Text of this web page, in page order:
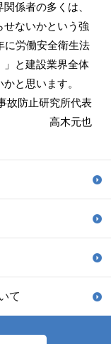
係者の多くは、
せないかという強
に労働安全衛生法
」と建設業界全体
と思います。
故防止研究所代表
高木元也
て